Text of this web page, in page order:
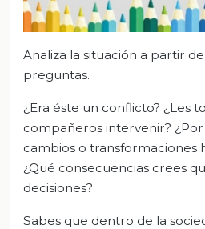
Analiza la situación a partir
preguntas.
¿Era éste un conflicto? ¿Les
compañeros intervenir?
cambios o transformaciones
¿Qué consecuencias crees
decisiones?
Sabes que dentro de la